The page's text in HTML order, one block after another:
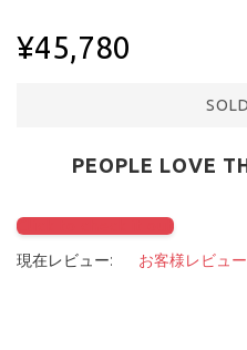
¥45,780
PEOPLE LOVE
Click to check it out
現在レビュー:
お客様レビュ